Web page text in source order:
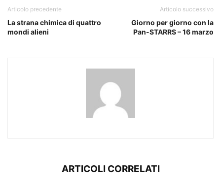
Articolo precedente
La strana chimica di quattro
mondi alieni
Articolo successivo
Giorno per giorno con la
Pan-STARRS – 16 marzo
ARTICOLI CORRELATI